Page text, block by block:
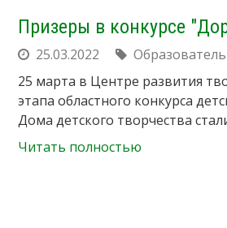
Призеры в конкурсе
25.03.2022
25 марта в Центре развития
этапа областного конкурса
Дома детского творчества
Читать полностью